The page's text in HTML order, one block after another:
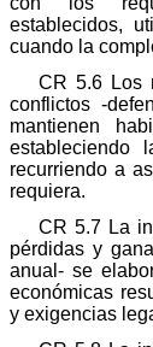
establecidos,
cuando la
CR 5.6 Los
conflictos -
mantienen
estableciendo
recurriendo a
requiera.
CR 5.7 La
pérdidas y
anual- se
económicas
y exigencias